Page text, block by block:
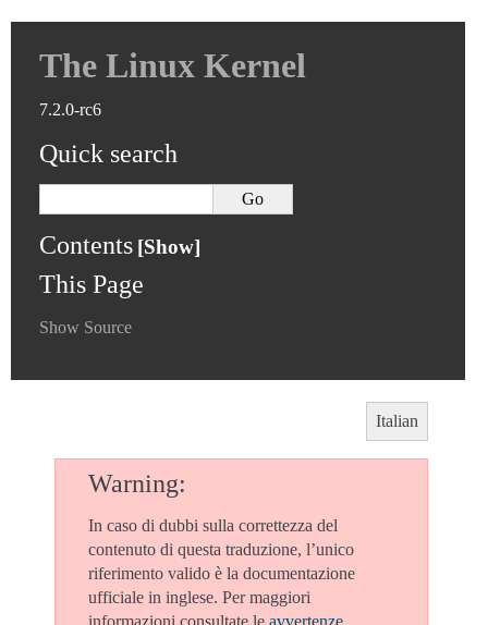
The Linux Kernel
7.2.0-rc6
Quick search
Contents
This Page
Show Source
Italian
Warning
In caso di dubbi sulla correttezza del
contenuto di questa traduzione, l’unico
riferimento valido è la documentazione
ufficiale in inglese. Per maggiori
informazioni consultate le avvertenze.